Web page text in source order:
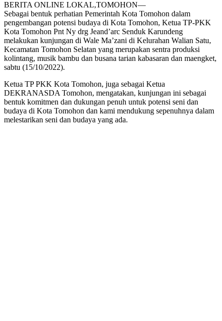
BERITA ONLINE LOKAL,TOMOHON—
Sebagai bentuk perhatian Pemerintah Kota Tomohon dalam
pengembangan potensi budaya di Kota Tomohon, Ketua TP-PKK
Kota Tomohon Pnt Ny drg Jeand’arc Senduk Karundeng
melakukan kunjungan di Wale Ma’zani di Kelurahan Walian Satu,
Kecamatan Tomohon Selatan yang merupakan sentra produksi
kolintang, musik bambu dan busana tarian kabasaran dan maengket,
sabtu (15/10/2022).
Ketua TP PKK Kota Tomohon, juga sebagai Ketua
DEKRANASDA Tomohon, mengatakan, kunjungan ini sebagai
bentuk komitmen dan dukungan penuh untuk potensi seni dan
budaya di Kota Tomohon dan kami mendukung sepenuhnya dalam
melestarikan seni dan budaya yang ada.